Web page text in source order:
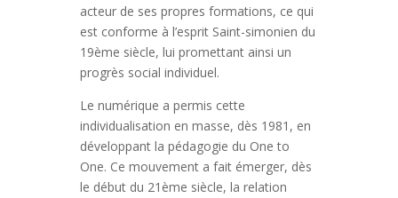
acteur de ses propres formations, ce qui
est conforme à l’esprit Saint-simonien du
19ème siècle, lui promettant ainsi un
progrès social individuel.
Le numérique a permis cette
individualisation en masse, dès 1981, en
développant la pédagogie du One to
One. Ce mouvement a fait émerger, dès
le début du 21ème siècle, la relation